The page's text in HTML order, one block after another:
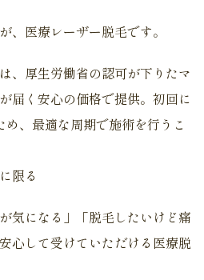
、医療レーザー脱毛です。
、厚生労働省の認可が下りたマ
届く安心の価格で提供。初回に
、最適な周期で施術を行うこ
限る
気になる」「脱毛したいけど痛
心して受けていただける医療脱